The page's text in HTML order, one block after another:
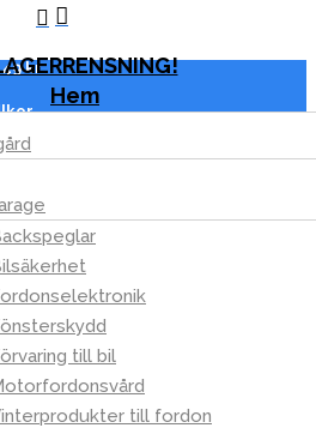
kr
search
Hem
till bil
till fordon
Möbler Beige Doftljus –
40 h